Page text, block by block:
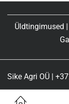
Üldtingimused
Sike Agri OÜ |